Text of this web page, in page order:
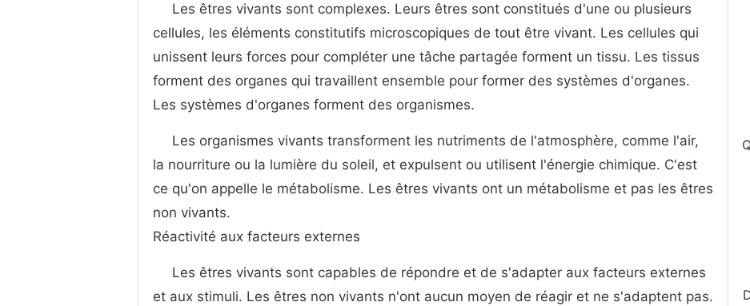
Les êtres vivants sont complexes. Leurs êtres sont constitués d'une ou plusieurs
cellules, les éléments constitutifs microscopiques de tout être vivant. Les cellules qui
unissent leurs forces pour compléter une tâche partagée forment un tissu. Les tissus
forment des organes qui travaillent ensemble pour former des systèmes d'organes.
Les systèmes d'organes forment des organismes.
Les organismes vivants transforment les nutriments de l'atmosphère, comme l'air,
la nourriture ou la lumière du soleil, et expulsent ou utilisent l'énergie chimique. C'est
ce qu'on appelle le métabolisme. Les êtres vivants ont un métabolisme et pas les êtres
non vivants.
Réactivité aux facteurs externes
Les êtres vivants sont capables de répondre et de s'adapter aux facteurs externes
et aux stimuli. Les êtres non vivants n'ont aucun moyen de réagir et ne s'adaptent pas.